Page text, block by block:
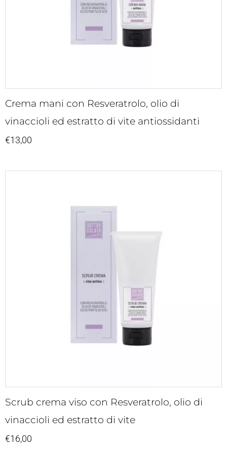
Crema mani con Resveratrolo, olio di
vinaccioli ed estratto di vite antiossidanti
€13,00
Scrub crema viso con Resveratrolo, olio di
vinaccioli ed estratto di vite
€16,00